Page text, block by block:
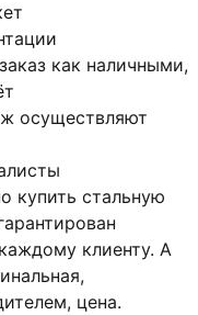
как наличными,
осуществляют
купить стальную
клиенту. А
цена.